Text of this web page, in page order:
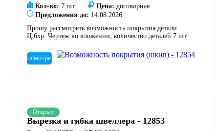
Кол-во: 7 шт. Цена: договорная
Предложения до: 14.08.2026
Прошу рассмотреть возможность покрытия детали
Ц.6хр. Чертеж во вложении, количество деталей 7 шт.
Посмотреть
Открыт
Вырезка и гибка швеллера - 12853